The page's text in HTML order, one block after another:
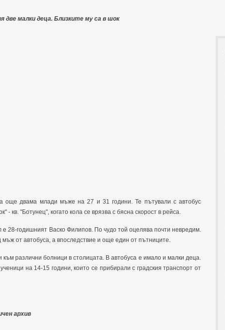
две малки деца. Близките му са в шок
още двама млади мъже на 27 и 31 години. Те пътували с автобус
- кв. "Ботунец", когато кола се врязва с бясна скорост в рейса.
28-годишният Васко Филипов. По чудо той оцелява почти невредим.
от автобуса, а впоследствие и още един от пътниците.
към различни болници в столицата. В автобуса е имало и малки деца.
на 14-15 години, които се прибирали с градския транспорт от
архив